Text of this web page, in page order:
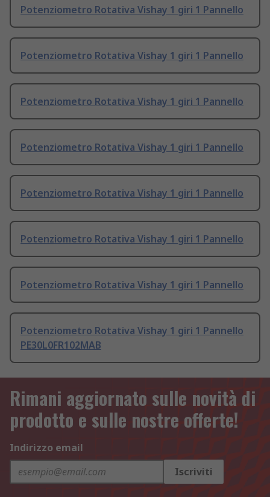
Potenziometro Rotativa Vishay 1 giri 1 Pannello
Potenziometro Rotativa Vishay 1 giri 1 Pannello
Potenziometro Rotativa Vishay 1 giri 1 Pannello
Potenziometro Rotativa Vishay 1 giri 1 Pannello
Potenziometro Rotativa Vishay 1 giri 1 Pannello
Potenziometro Rotativa Vishay 1 giri 1 Pannello
Potenziometro Rotativa Vishay 1 giri 1 Pannello
Potenziometro Rotativa Vishay 1 giri 1 Pannello
PE30L0FR102MAB
Rimani aggiornato sulle novità di
prodotto e sulle nostre offerte!
Indirizzo email
Iscriviti